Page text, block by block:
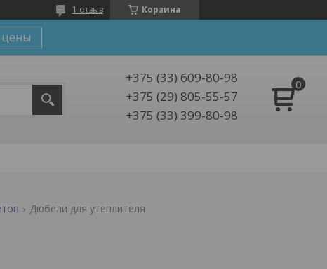
Корзина
1 отзыв
+375 (33) 609-80-98
+375 (29) 805-55-57
+375 (33) 399-80-98
Дюбели для утеплителя